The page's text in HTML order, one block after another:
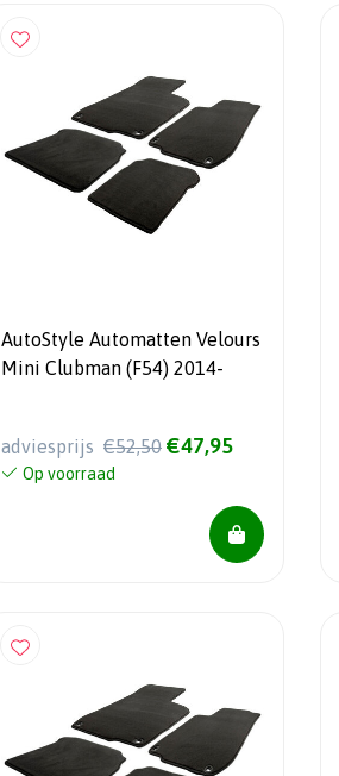
AutoStyle Automatten Velours
Mini Clubman (F54) 2014-
adviesprijs €52,50 €47,95
Op voorraad